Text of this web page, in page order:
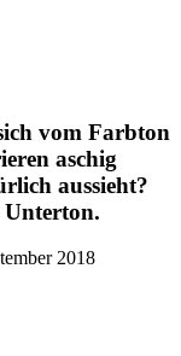
vom Farbton
aschig
aussieht?
2018